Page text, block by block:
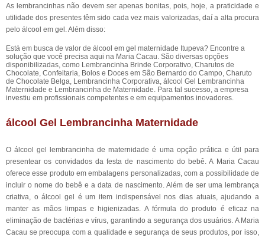
As lembrancinhas não devem ser apenas bonitas, pois, hoje, a praticidade e
utilidade dos presentes têm sido cada vez mais valorizadas, daí a alta procura
pelo álcool em gel. Além disso:
Está em busca de valor de álcool em gel maternidade Itupeva? Encontre a
solução que você precisa aqui na Maria Cacau. São diversas opções
disponibilizadas, como Lembrancinha Brinde Corporativo, Charutos de
Chocolate, Confeitaria, Bolos e Doces em São Bernardo do Campo, Charuto
de Chocolate Belga, Lembrancinha Corporativa, álcool Gel Lembrancinha
Maternidade e Lembrancinha de Maternidade. Para tal sucesso, a empresa
investiu em profissionais competentes e em equipamentos inovadores.
álcool Gel Lembrancinha Maternidade
O álcool gel lembrancinha de maternidade é uma opção prática e útil para
presentear os convidados da festa de nascimento do bebê. A Maria Cacau
oferece esse produto em embalagens personalizadas, com a possibilidade de
incluir o nome do bebê e a data de nascimento. Além de ser uma lembrança
criativa, o álcool gel é um item indispensável nos dias atuais, ajudando a
manter as mãos limpas e higienizadas. A fórmula do produto é eficaz na
eliminação de bactérias e vírus, garantindo a segurança dos usuários. A Maria
Cacau se preocupa com a qualidade e segurança de seus produtos, por isso,